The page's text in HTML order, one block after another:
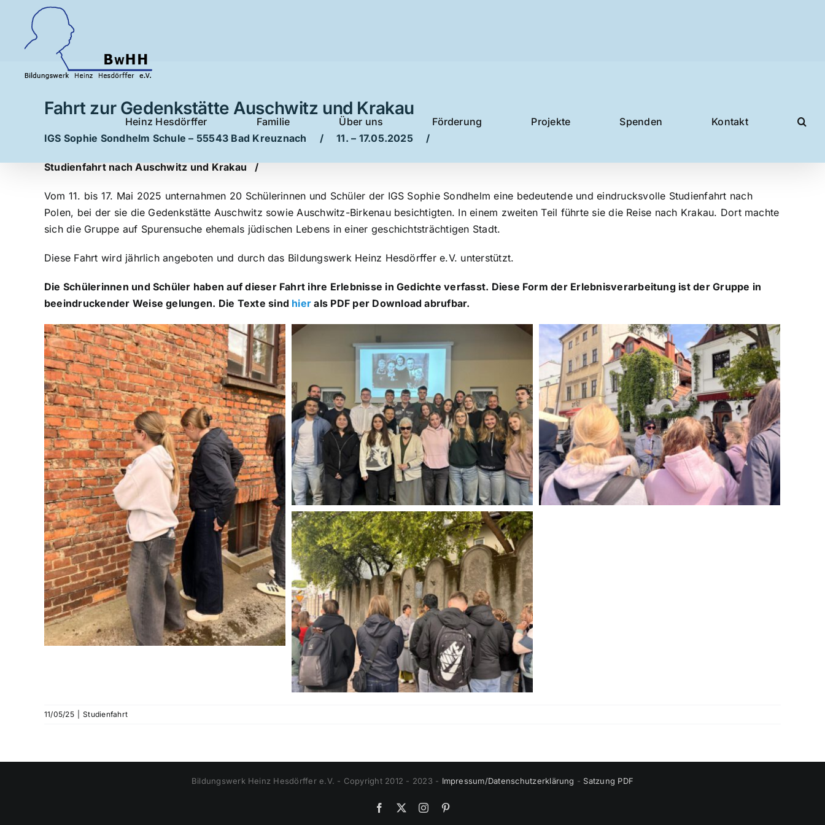
springen
Heinz Hesdörffer Familie Über uns Förderung Projekte Spenden Kontakt
Fahrt zur Gedenkstätte Auschwitz und Krakau
IGS Sophie Sondhelm Schule – 55543 Bad Kreuznach / 11. – 17.05.2025 /
Studienfahrt nach Auschwitz und Krakau /
Vom 11. bis 17. Mai 2025 unternahmen 20 Schülerinnen und Schüler der IGS Sophie Sondhelm eine bedeutende und eindrucksvolle Studienfahrt nach
Polen, bei der sie die Gedenkstätte Auschwitz sowie Auschwitz-Birkenau besichtigten. In einem zweiten Teil führte sie die Reise nach Krakau. Dort machte
sich die Gruppe auf Spurensuche ehemals jüdischen Lebens in einer geschichtsträchtigen Stadt.
Diese Fahrt wird jährlich angeboten und durch das Bildungswerk Heinz Hesdörffer e.V. unterstützt.
Die Schülerinnen und Schüler haben auf dieser Fahrt ihre Erlebnisse in Gedichte verfasst. Diese Form der Erlebnisverarbeitung ist der Gruppe in
beeindruckender Weise gelungen. Die Texte sind hier als PDF per Download abrufbar.
11/05/25 Studienfahrt
Bildungswerk Heinz Hesdörffer e.V. - Copyright 2012 - 2023 - Impressum/Datenschutzerklärung - Satzung PDF
Facebook Instagram